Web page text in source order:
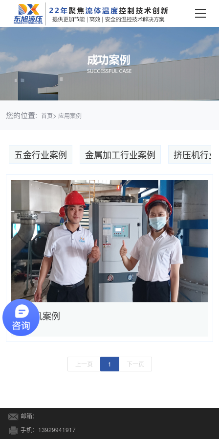
您的位置: 首页> 应用案例
五金行业案例 金属加工行业案例 挤压机行
造纸机案例
上一页 1 下一页
邮箱：
手机：13929941917